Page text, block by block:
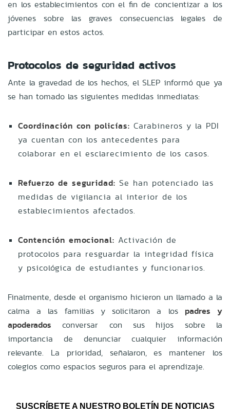
en los establecimientos con el fin de concientizar a los
jóvenes sobre las graves consecuencias legales de
participar en estos actos.
Protocolos de seguridad activos
Ante la gravedad de los hechos, el SLEP informó que ya
se han tomado las siguientes medidas inmediatas:
Coordinación con policías: Carabineros y la PDI
ya cuentan con los antecedentes para
colaborar en el esclarecimiento de los casos.
Refuerzo de seguridad: Se han potenciado las
medidas de vigilancia al interior de los
establecimientos afectados.
Contención emocional: Activación de
protocolos para resguardar la integridad física
y psicológica de estudiantes y funcionarios.
Finalmente, desde el organismo hicieron un llamado a la
calma a las familias y solicitaron a los padres y
apoderados conversar con sus hijos sobre la
importancia de denunciar cualquier información
relevante. La prioridad, señalaron, es mantener los
colegios como espacios seguros para el aprendizaje.
SUSCRÍBETE A NUESTRO BOLETÍN DE NOTICIAS